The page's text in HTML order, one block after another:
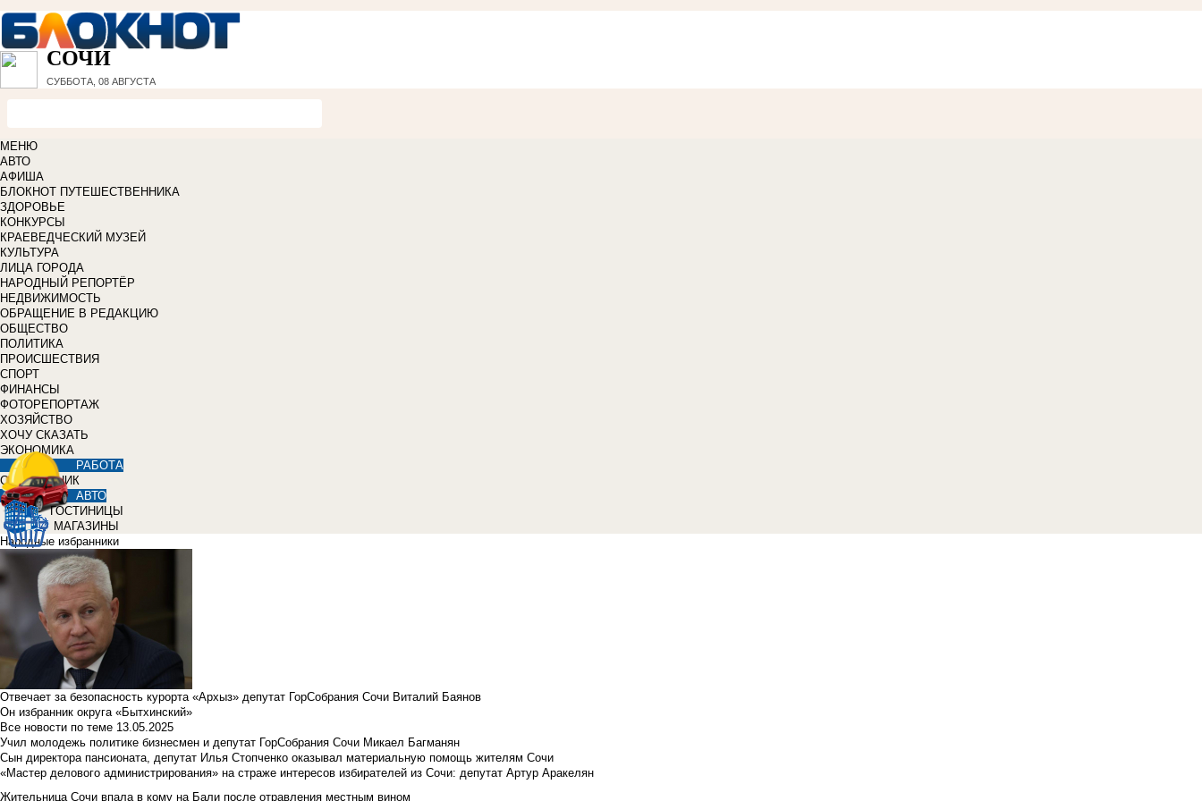
СОЧИ
СУББОТА, 08 АВГУСТА
МЕНЮ
АВТО
АФИША
БЛОКНОТ ПУТЕШЕСТВЕННИКА
ЗДОРОВЬЕ
КОНКУРСЫ
КРАЕВЕДЧЕСКИЙ МУЗЕЙ
КУЛЬТУРА
ЛИЦА ГОРОДА
НАРОДНЫЙ РЕПОРТЁР
НЕДВИЖИМОСТЬ
ОБРАЩЕНИЕ В РЕДАКЦИЮ
ОБЩЕСТВО
ПОЛИТИКА
ПРОИСШЕСТВИЯ
СПОРТ
ФИНАНСЫ
ФОТОРЕПОРТАЖ
ХОЗЯЙСТВО
ХОЧУ СКАЗАТЬ
ЭКОНОМИКА
РАБОТА
СПРАВОЧНИК
АВТО
ГОСТИНИЦЫ
МАГАЗИНЫ
Народные избранники
Отвечает за безопасность курорта «Архыз» депутат ГорСобрания Сочи Виталий Баянов
Он избранник округа «Бытхинский»
Все новости по теме 13.05.2025
Учил молодежь политике бизнесмен и депутат ГорСобрания Сочи Микаел Багманян
Сын директора пансионата, депутат Илья Стопченко оказывал материальную помощь жителям Сочи
«Мастер делового администрирования» на страже интересов избирателей из Сочи: депутат Артур Аракелян
Жительница Сочи впала в кому на Бали после отравления местным вином